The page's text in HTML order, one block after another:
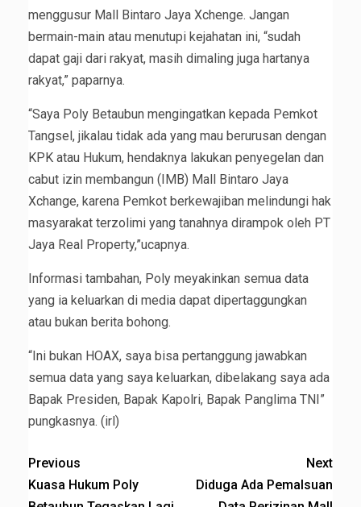
menggusur Mall Bintaro Jaya Xchenge. Jangan
bermain-main atau menutupi kejahatan ini, “sudah
dapat gaji dari rakyat, masih dimaling juga hartanya
rakyat,” paparnya.
“Saya Poly Betaubun mengingatkan kepada Pemkot
Tangsel, jikalau tidak ada yang mau berurusan dengan
KPK atau Hukum, hendaknya lakukan penyegelan dan
cabut izin membangun (IMB) Mall Bintaro Jaya
Xchange, karena Pemkot berkewajiban melindungi hak
masyarakat terzolimi yang tanahnya dirampok oleh PT
Jaya Real Property,”ucapnya.
Informasi tambahan, Poly meyakinkan semua data
yang ia keluarkan di media dapat dipertaggungkan
atau bukan berita bohong.
“Ini bukan HOAX, saya bisa pertanggung jawabkan
semua data yang saya keluarkan, dibelakang saya ada
Bapak Presiden, Bapak Kapolri, Bapak Panglima TNI”
pungkasnya. (irl)
Previous
Kuasa Hukum Poly
Next
Diduga Ada Pemalsuan